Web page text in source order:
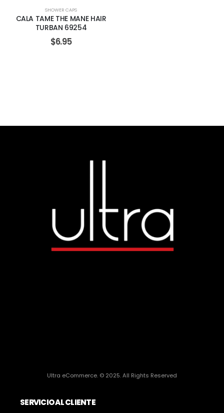
SHOWER CAPS
CALA TAME THE MANE HAIR
TURBAN 69254
$6.95
Ultra eCommerce. © 2025. All Rights Reserved
SERVICIO AL CLIENTE